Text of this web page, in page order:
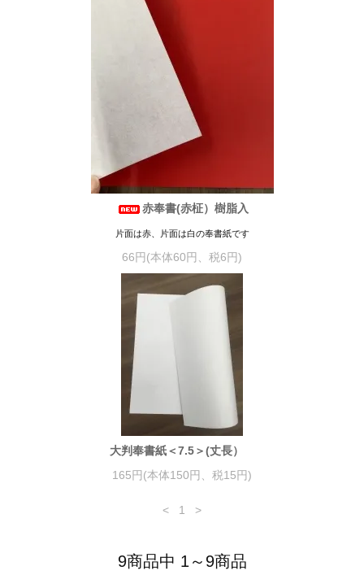
赤奉書(赤柾）樹脂入
片面は赤、片面は白の奉書紙です
66円(本体60円、税6円)
大判奉書紙＜7.5＞(丈長）
165円(本体150円、税15円)
< 1 >
9商品中 1～9商品